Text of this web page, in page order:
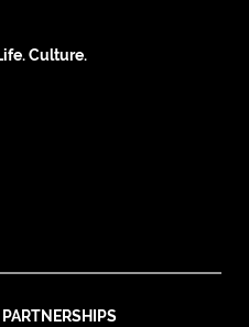
Culture.
PARTNERSHIPS